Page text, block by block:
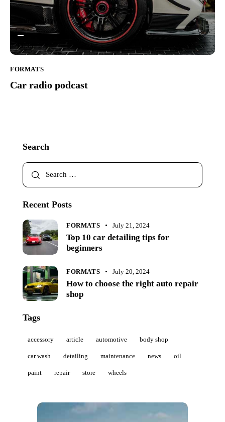
Audio Player
00:00
00:00
FORMATS
Car radio podcast
Search
Recent Posts
FORMATS July 21, 2024
Top 10 car detailing tips for
beginners
FORMATS July 20, 2024
How to choose the right auto repair
shop
Tags
accessory article automotive body shop
car wash detailing maintenance news oil
paint repair store wheels